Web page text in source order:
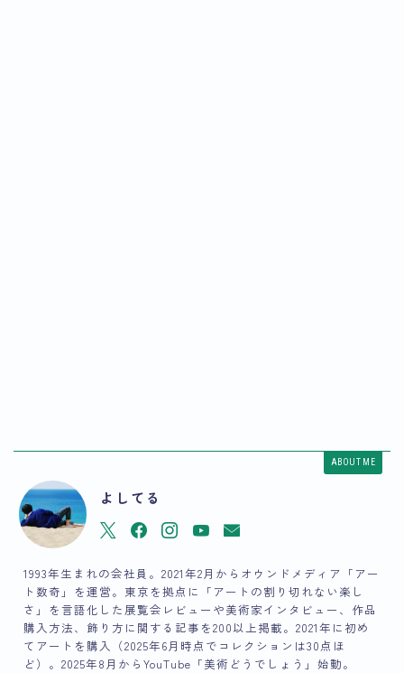
ABOUT ME
よしてる
1993年生まれの会社員。2021年2月からオウンドメディア「アー
ト数奇」を運営。東京を拠点に「アートの割り切れない楽し
さ」を言語化した展覧会レビューや美術家インタビュー、作品
購入方法、飾り方に関する記事を200以上掲載。2021年に初め
てアートを購入（2025年6月時点でコレクションは30点ほ
ど）。2025年8月からYouTube「美術どうでしょう」始動。